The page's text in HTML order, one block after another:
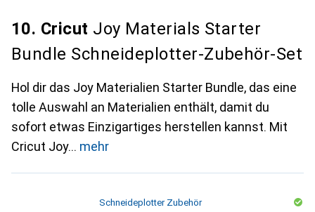
10. Cricut Joy Materials Starter
Bundle Schneideplotter-Zubehör-Set
Hol dir das Joy Materialien Starter Bundle, das eine
tolle Auswahl an Materialien enthält, damit du
sofort etwas Einzigartiges herstellen kannst. Mit
Cricut Joy
mehr
Schneideplotter Zubehör